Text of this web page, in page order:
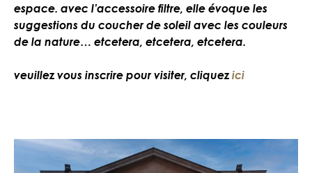
espace. avec l’accessoire filtre, elle évoque les
suggestions du coucher de soleil avec les couleurs
de la nature… etcetera, etcetera, etcetera.
veuillez vous inscrire pour visiter, cliquezici